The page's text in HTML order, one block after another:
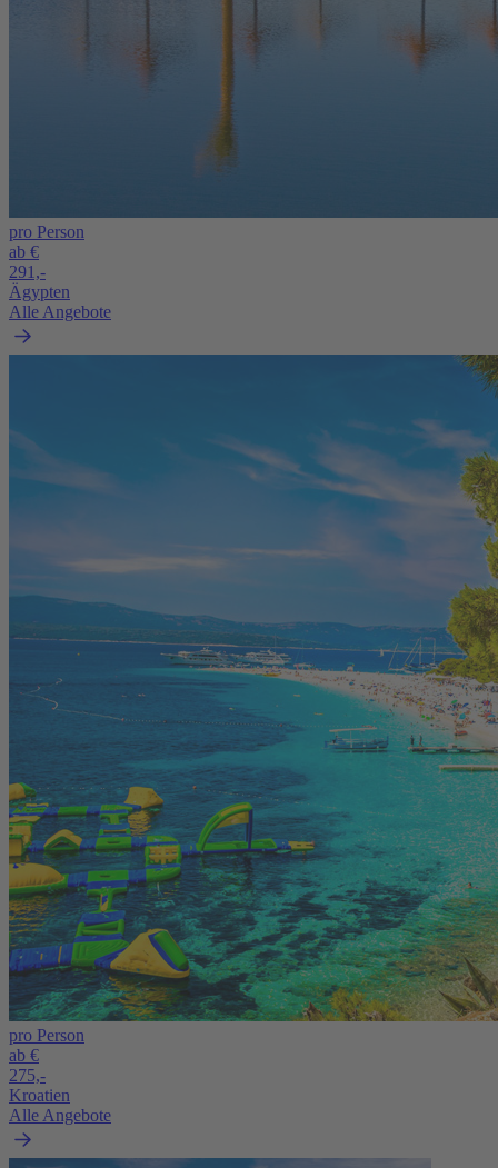
pro Person
ab €
291,-
Ägypten
Alle Angebote
pro Person
ab €
275,-
Kroatien
Alle Angebote